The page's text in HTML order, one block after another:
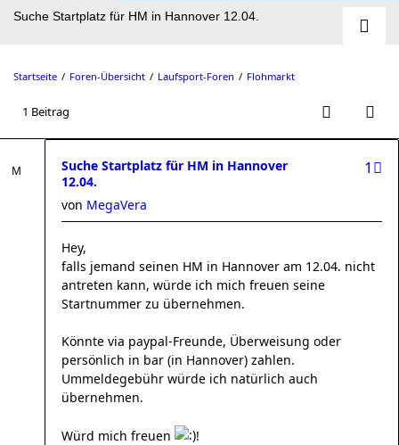
Suche Startplatz für HM in Hannover 12.04.
Startseite Foren-Übersicht Laufsport-Foren Flohmarkt
1 Beitrag
Suche Startplatz für HM in Hannover
12.04.
1
von MegaVera
Hey,
falls jemand seinen HM in Hannover am 12.04. nicht
antreten kann, würde ich mich freuen seine
Startnummer zu übernehmen.
Könnte via paypal-Freunde, Überweisung oder
persönlich in bar (in Hannover) zahlen.
Ummeldegebühr würde ich natürlich auch
übernehmen.
Würd mich freuen
!